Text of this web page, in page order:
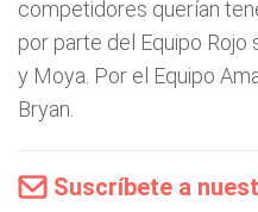
competidores querían
por parte del Equipo
y Moya. Por el Equipo
Bryan.
Suscríbete a